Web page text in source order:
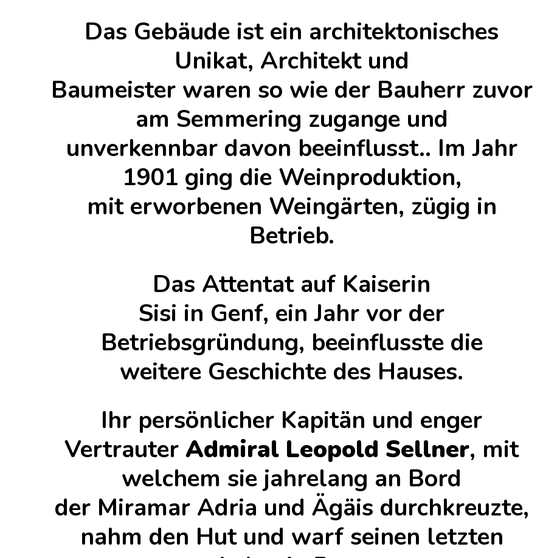
Das Gebäude ist ein architektonisches
Unikat, Architekt und
Baumeister waren so wie der Bauherr zuvor
am Semmering zugange und
unverkennbar davon beeinflusst.. Im Jahr
1901 ging die Weinproduktion,
mit erworbenen Weingärten, zügig in
Betrieb.
Das Attentat auf Kaiserin
Sisi in Genf, ein Jahr vor der
Betriebsgründung, beeinflusste die
weitere Geschichte des Hauses.
Ihr persönlicher Kapitän und enger
VertrauterAdmiral Leopold Sellner, mit
welchem sie jahrelang an Bord
der Miramar Adria und Ägäis durchkreuzte,
nahm den Hut und warf seinen letzten